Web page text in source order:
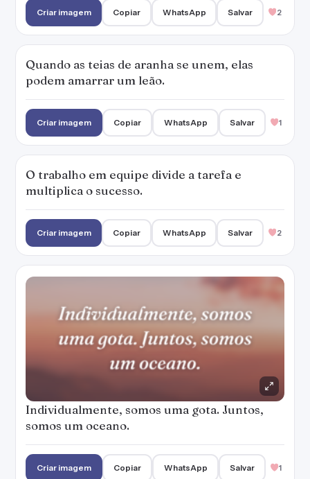
Criar imagem Copiar WhatsApp Salvar 2
Quando as teias de aranha se unem, elas
podem amarrar um leão.
Criar imagem Copiar WhatsApp Salvar 1
O trabalho em equipe divide a tarefa e
multiplica o sucesso.
Criar imagem Copiar WhatsApp Salvar 2
Individualmente, somos uma gota. Juntos,
somos um oceano.
Criar imagem Copiar WhatsApp Salvar 1